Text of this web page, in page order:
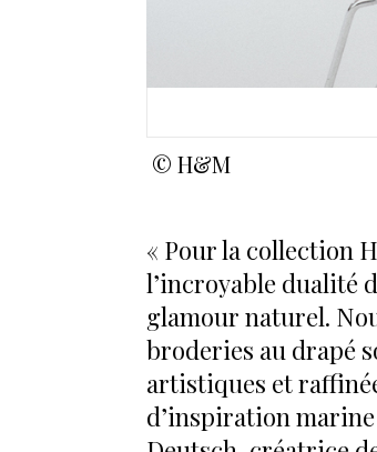
© H&M
« Pour la collection
l’incroyable dualité
glamour naturel.
broderies au drapé
artistiques et
d’inspiration